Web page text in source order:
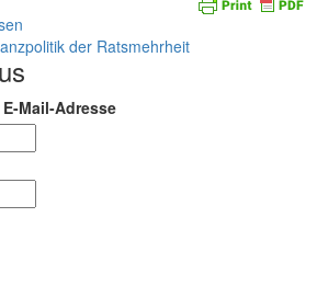
Barsinghausen
der Ratsmehrheit
Mail-Adresse